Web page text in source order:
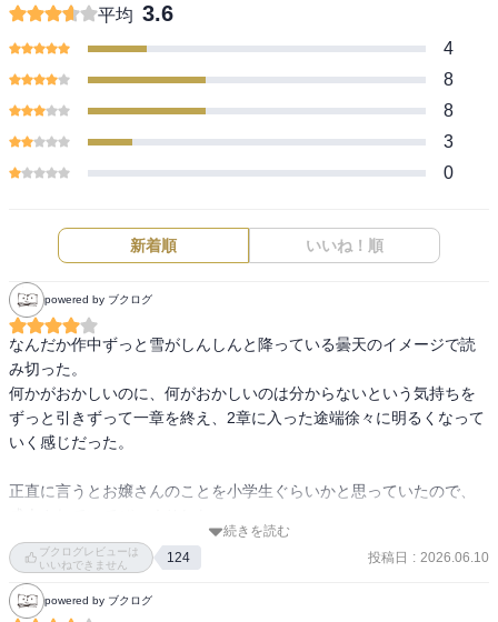
平均 3.6
4
8
8
3
0
新着順 いいね！順
powered by ブクログ
なんだか作中ずっと雪がしんしんと降っている曇天のイメージで読
み切った。
何かがおかしいのに、何がおかしいのは分からないという気持ちを
ずっと引きずって一章を終え、2章に入った途端徐々に明るくなって
いく感じだった。
正直に言うとお嬢さんのことを小学生ぐらいかと思っていたので、
登場人物の行動などから全体的にすごく若いと思っていたが、ある
程度分別つく大人の話だったのでまたこれも驚いた。
自分ですら仕事のことで引きずったり心にずっと残っていることが
続きを読む
ブクログレビューは
いいねできません
124 投稿日 : 2026.06.10
powered by ブクログ